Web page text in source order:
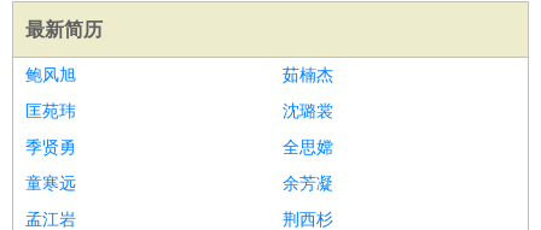
最新简历
鲍风旭
茹楠杰
匡苑玮
沈璐裳
季贤勇
全思嫦
童寒远
余芳凝
孟江岩
荆西杉